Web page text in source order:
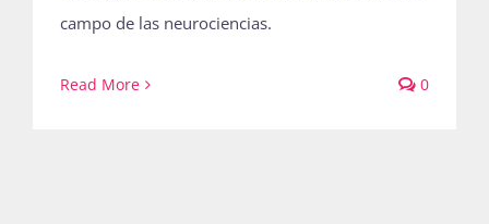
campo de las neurociencias.
Read More 0